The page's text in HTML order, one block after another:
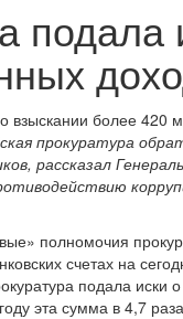
прокуратура
рассказал
полномочия
счетах на
подала иски
эта сумма в 4,7